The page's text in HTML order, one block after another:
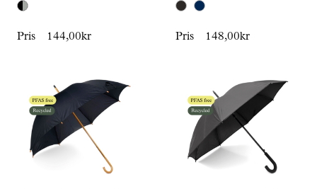
Pris 144,00kr Pris 148,00kr